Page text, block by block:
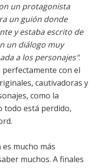
un protagonista
un guión donde
y estaba escrito de
un diálogo muy
a los personajes".
con el
cautivadoras y
como la
todo está perdido,
mucho más
muchos. A finales